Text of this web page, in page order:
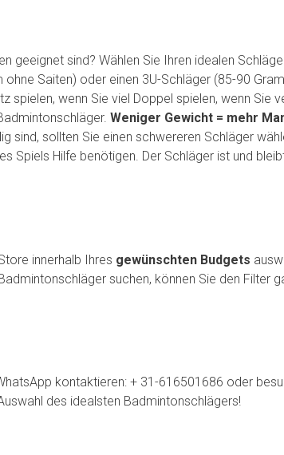
geeignet sind? Wählen Sie Ihren idealen
Saiten) oder einen 3U-Schläger (85-90
wenn Sie viel Doppel spielen, wenn Sie
Weniger Gewicht = mehr
sind, sollten Sie einen schwereren Schläger
Spiels Hilfe benötigen. Der Schläger ist und
innerhalb Ihres gewünschten Budgets
suchen, können Sie den Filter
kontaktieren: + 31-616501686 oder
des idealsten Badmintonschlägers!